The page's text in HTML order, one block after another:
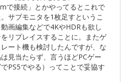
で接続」とかやってるとこれで
サブモニタを1枚足すというこ
画編集などで4KやHDRも欲し
リプレイスすることに。またゲ
ート機も検討したんですが、な
見当たらず、言うほどPCゲー
PS5でやる）ってことで妥協す